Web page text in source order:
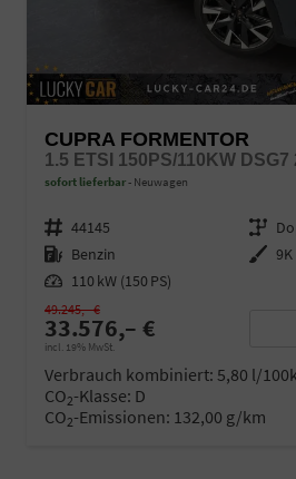
CUPRA FORMENTOR
sofort lieferbar Neuwagen
Fahrzeugnr. 44145 Getriebe
Kraftstoff Benzin Außenfarbe
Leistung 110 kW (150 PS)
33.576,– €
incl. 19% MwSt.
49.245,– €
Verbrauch kombiniert: 5,80 l/
CO2-Klasse: D
CO2-Emissionen: 132,00 g/km